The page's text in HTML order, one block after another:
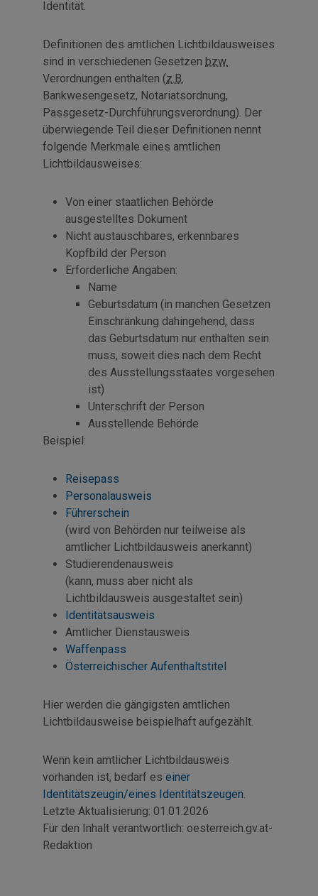
Identität.
Definitionen des amtlichen Lichtbildausweises
sind in verschiedenen Gesetzen bzw.
Verordnungen enthalten (z.B.
Bankwesengesetz, Notariatsordnung,
Passgesetz-Durchführungsverordnung). Der
überwiegende Teil dieser Definitionen nennt
folgende Merkmale eines amtlichen
Lichtbildausweises:
Von einer staatlichen Behörde
ausgestelltes Dokument
Nicht austauschbares, erkennbares
Kopfbild der Person
Erforderliche Angaben:
Name
Geburtsdatum (in manchen Gesetzen
Einschränkung dahingehend, dass
das Geburtsdatum nur enthalten sein
muss, soweit dies nach dem Recht
des Ausstellungsstaates vorgesehen
ist)
Unterschrift der Person
Ausstellende Behörde
Beispiel:
Reisepass
Personalausweis
Führerschein
(wird von Behörden nur teilweise als
amtlicher Lichtbildausweis anerkannt)
Studierendenausweis
(kann, muss aber nicht als
Lichtbildausweis ausgestaltet sein)
Identitätsausweis
Amtlicher Dienstausweis
Waffenpass
Österreichischer Aufenthaltstitel
Hier werden die gängigsten amtlichen
Lichtbildausweise beispielhaft aufgezählt.
Wenn kein amtlicher Lichtbildausweis
vorhanden ist, bedarf es einer
Identitätszeugin/eines Identitätszeugen.
Letzte Aktualisierung: 01.01.2026
Für den Inhalt verantwortlich: oesterreich.gv.at-
Redaktion